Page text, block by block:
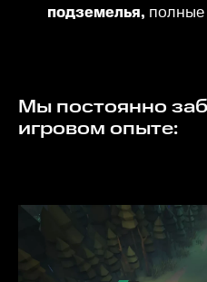
подземелья, полные
Мы постоянно заботимся о вашем
игровом опыте: